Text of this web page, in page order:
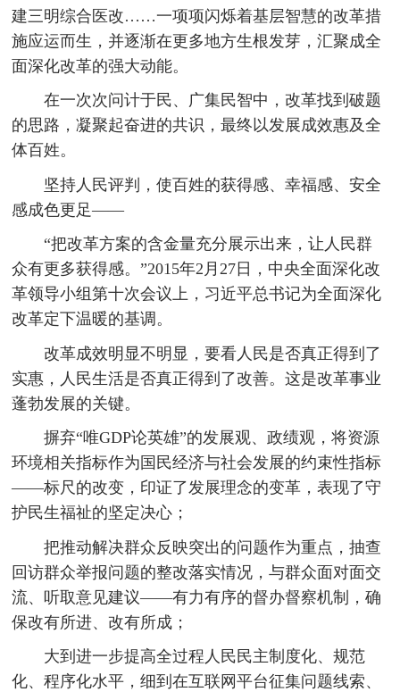
建三明综合医改……一项项闪烁着基层智慧的改革措
施应运而生，并逐渐在更多地方生根发芽，汇聚成全
面深化改革的强大动能。
在一次次问计于民、广集民智中，改革找到破题
的思路，凝聚起奋进的共识，最终以发展成效惠及全
体百姓。
坚持人民评判，使百姓的获得感、幸福感、安全
感成色更足——
“把改革方案的含金量充分展示出来，让人民群
众有更多获得感。”2015年2月27日，中央全面深化改
革领导小组第十次会议上，习近平总书记为全面深化
改革定下温暖的基调。
改革成效明显不明显，要看人民是否真正得到了
实惠，人民生活是否真正得到了改善。这是改革事业
蓬勃发展的关键。
摒弃“唯GDP论英雄”的发展观、政绩观，将资源
环境相关指标作为国民经济与社会发展的约束性指标
——标尺的改变，印证了发展理念的变革，表现了守
护民生福祉的坚定决心；
把推动解决群众反映突出的问题作为重点，抽查
回访群众举报问题的整改落实情况，与群众面对面交
流、听取意见建议——有力有序的督办督察机制，确
保改有所进、改有所成；
大到进一步提高全过程人民民主制度化、规范
化、程序化水平，细到在互联网平台征集问题线索、